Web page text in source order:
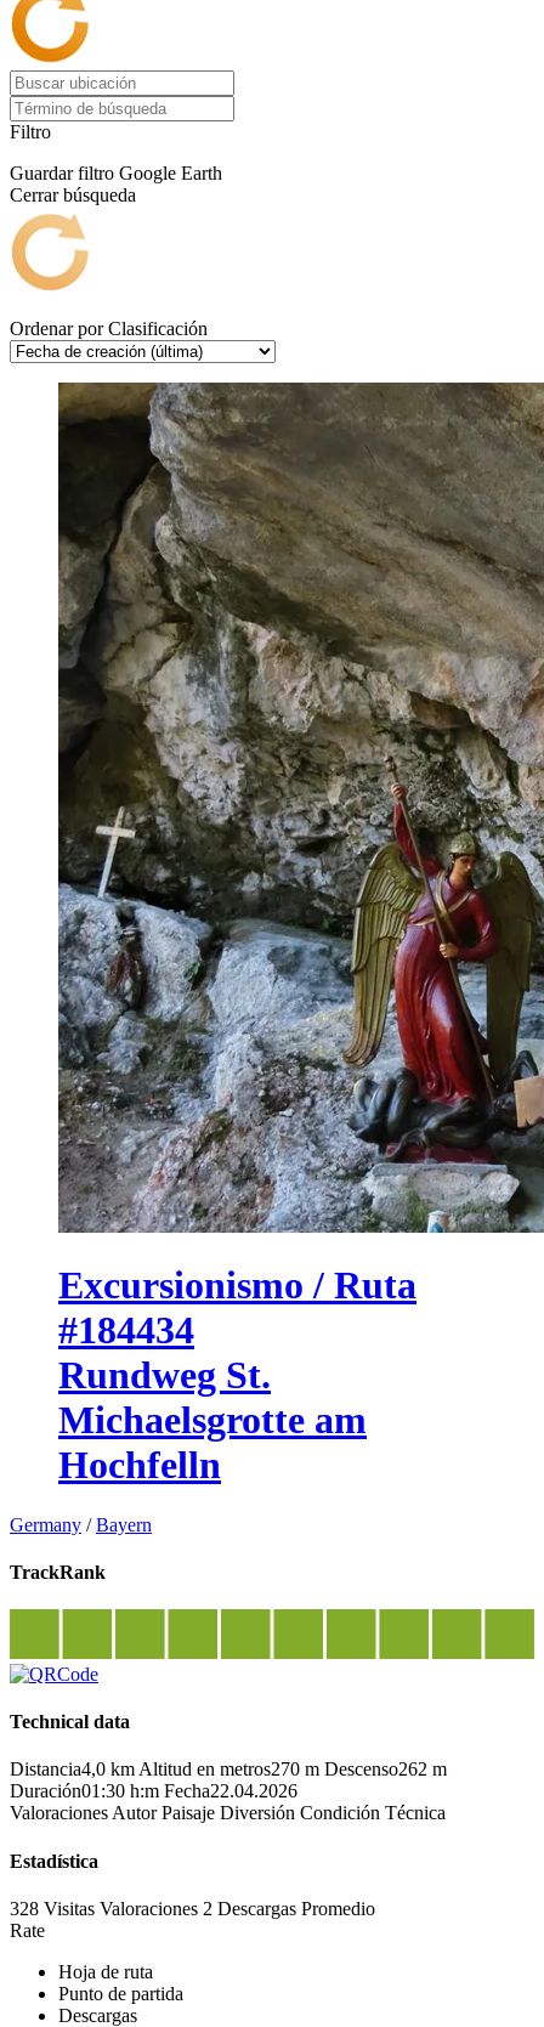
Filtro
Guardar filtro Google Earth
Cerrar búsqueda
Ordenar por Clasificación
Excursionismo / Ruta
#184434
Rundweg St.
Michaelsgrotte am
Hochfelln
Germany /Bayern
TrackRank
Technical data
Distancia4,0 km Altitud en metros270 m Descenso262 m
Duración01:30 h:m Fecha22.04.2026
Valoraciones Autor Paisaje Diversión Condición Técnica
Estadística
328 Visitas Valoraciones 2 Descargas Promedio
Rate
Hoja de ruta
Punto de partida
Descargas